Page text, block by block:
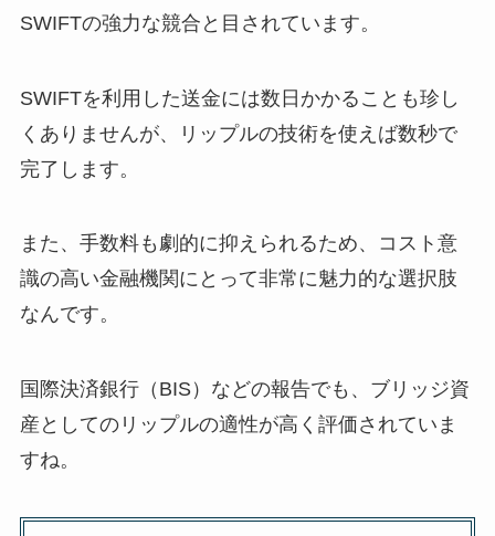
SWIFTの強力な競合と目されています。
SWIFTを利用した送金には数日かかることも珍し
くありませんが、リップルの技術を使えば数秒で
完了します。
また、手数料も劇的に抑えられるため、コスト意
識の高い金融機関にとって非常に魅力的な選択肢
なんです。
国際決済銀行（BIS）などの報告でも、ブリッジ資
産としてのリップルの適性が高く評価されていま
すね。